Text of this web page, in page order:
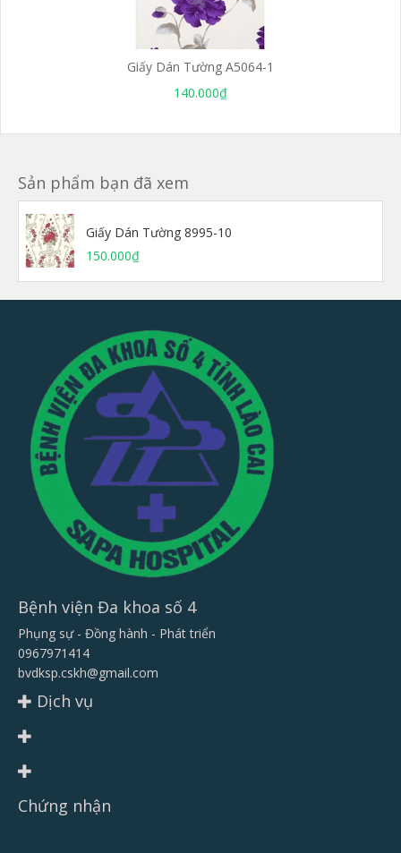
Giấy Dán Tường A5064-1
140.000₫
Sản phẩm bạn đã xem
Giấy Dán Tường 8995-10
150.000₫
Bệnh viện Đa khoa số 4
Phụng sự - Đồng hành - Phát triển
0967971414
bvdksp.cskh@gmail.com
Dịch vụ
Chứng nhận